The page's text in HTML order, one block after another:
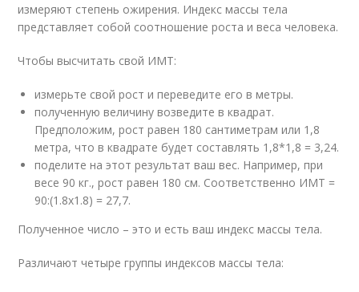
измеряют степень ожирения. Индекс массы тела
представляет собой соотношение роста и веса человека.
Чтобы высчитать свой ИМТ:
измерьте свой рост и переведите его в метры.
полученную величину возведите в квадрат.
Предположим, рост равен 180 сантиметрам или 1,8
метра, что в квадрате будет составлять 1,8*1,8 = 3,24.
поделите на этот результат ваш вес. Например, при
весе 90 кг., рост равен 180 см. Соответственно ИМТ =
90:(1.8х1.8) = 27,7.
Полученное число – это и есть ваш индекс массы тела.
Различают четыре группы индексов массы тела: